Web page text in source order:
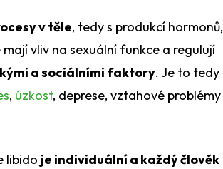
v těle, tedy s produkcí hormonů,
vliv na sexuální funkce a regulují
a sociálními faktory. Je to tedy
, úzkost, deprese, vztahové
libido je individuální a každý člověk